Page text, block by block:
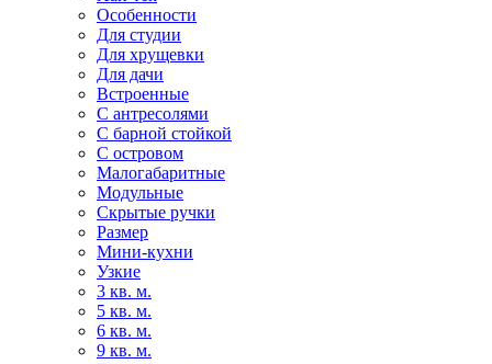
Особенности
Для студии
Для хрущевки
Для дачи
Встроенные
С антресолями
С барной стойкой
С островом
Малогабаритные
Модульные
Скрытые ручки
Размер
Мини-кухни
Узкие
3 кв. м.
5 кв. м.
6 кв. м.
9 кв. м.